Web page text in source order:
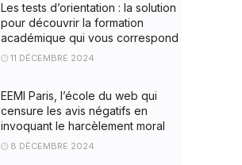
Les tests d’orientation : la solution
pour découvrir la formation
académique qui vous correspond
11 DÉCEMBRE 2024
EEMI Paris, l’école du web qui
censure les avis négatifs en
invoquant le harcèlement moral
8 DÉCEMBRE 2024